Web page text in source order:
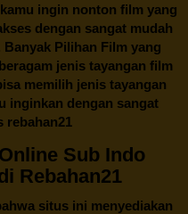
ingin nonton film yang
dengan sangat mudah
Pilihan Film yang
jenis tayangan film
memilih jenis tayangan
inginkan dengan sangat
rebahan21
Sub Indo
Rebahan21
situs ini menyediakan